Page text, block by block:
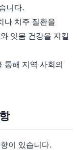
니다.
나 치주 질환을
잇몸 건강을 지킬
통해 지역 사회의
이 있습니다.